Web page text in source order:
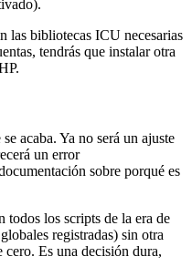
las bibliotecas ICU necesarias
tendrás que instalar otra
acaba. Ya no será un ajuste
un error
sobre porqué es
todos los scripts de la era de
registradas) sin otra
Es una decisión dura,